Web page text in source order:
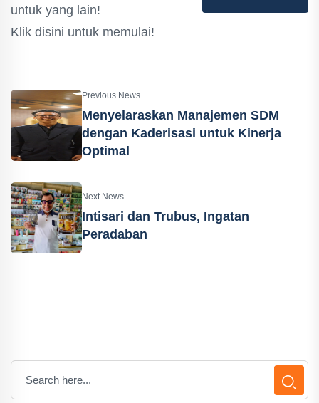
untuk yang lain!
Klik disini untuk memulai!
Previous News
Menyelaraskan Manajemen SDM
dengan Kaderisasi untuk Kinerja
Optimal
Next News
Intisari dan Trubus, Ingatan
Peradaban